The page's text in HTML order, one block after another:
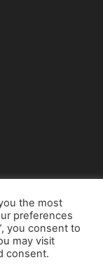
the most
preferences
you consent to
may visit
consent.